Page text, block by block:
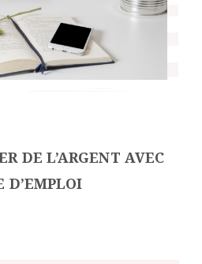
DE L’ARGENT AVEC
D’EMPLOI